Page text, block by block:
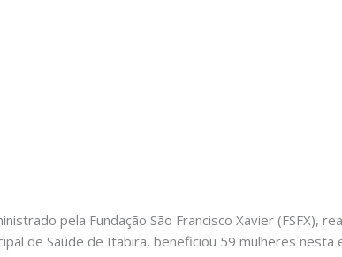
pela Fundação São Francisco Xavier (FSFX),
de Saúde de Itabira, beneficiou 59 mulheres nesta